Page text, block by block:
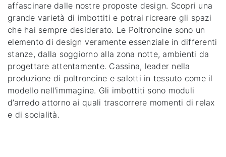
affascinare dalle nostre proposte design. Scopri una
grande varietà di imbottiti e potrai ricreare gli spazi
che hai sempre desiderato. Le Poltroncine sono un
elemento di design veramente essenziale in differenti
stanze, dalla soggiorno alla zona notte, ambienti da
progettare attentamente. Cassina, leader nella
produzione di poltroncine e salotti in tessuto come il
modello nell'immagine. Gli imbottiti sono moduli
d’arredo attorno ai quali trascorrere momenti di relax
e di socialità.